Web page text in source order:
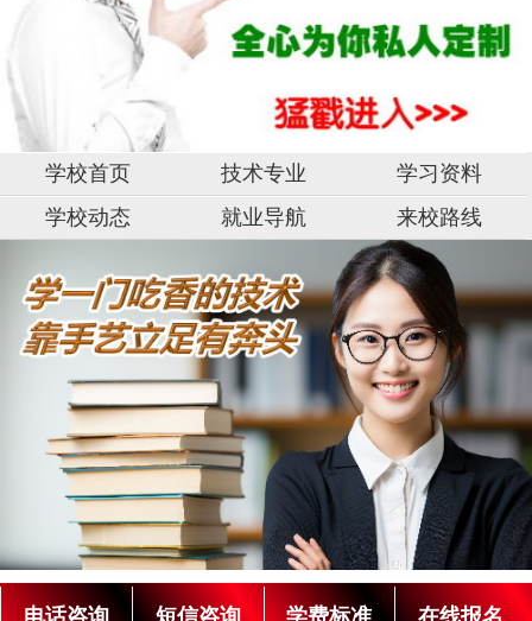
学校首页 技术专业
学习资料
学校动态
就业导航 来校路线
电话咨询 短信咨询 学费标准 在线报名